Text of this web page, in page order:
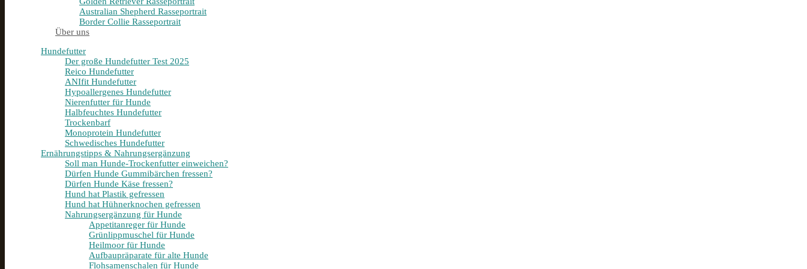
Australian Shepherd Rasseportrait
Border Collie Rasseportrait
Über uns
Hundefutter
Der große Hundefutter Test 2025
Reico Hundefutter
ANIfit Hundefutter
Hypoallergenes Hundefutter
Nierenfutter für Hunde
Halbfeuchtes Hundefutter
Trockenbarf
Monoprotein Hundefutter
Schwedisches Hundefutter
Ernährungstipps & Nahrungsergänzung
Soll man Hunde-Trockenfutter einweichen?
Dürfen Hunde Gummibärchen fressen?
Dürfen Hunde Käse fressen?
Hund hat Plastik gefressen
Hund hat Hühnerknochen gefressen
Nahrungsergänzung für Hunde
Appetitanreger für Hunde
Grünlippmuschel für Hunde
Heilmoor für Hunde
Aufbaupräparate für alte Hunde
Flohsamenschalen für Hunde